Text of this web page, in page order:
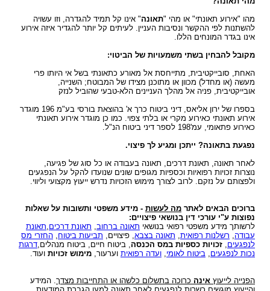
חוק הפיצויים לנפגעי תאונות דרכים
עורך דין תאונת דרכים, עברת תאונה? נשאר לבחור
תכופים)
חוק נפגעי תאונות דרכים (סיוע לבני משפחה)
ייעוץ - עורכי דין
שאלות ותשובות - נזקי גוף
תביעת פיצויים - דוגמאות
פורום אורטופדיה וכירורגיה
עו"ד?
רשלנות רפואית- העברת נטל הראיה אל הנתבעים
רשלנות רפואית - ניתוחים
רשלנות רפואית - אבחון לקוי
רשלנות רפואית בלידה - הריון
תביעת רשלנות רפואית - הריון, לידה
שיתוק מוחין, פיגור שכלי, תביעת רשלנות רפואית
רשלנות רפואית- ניתוח פלסטי קוסמטי
זכויות החולה- על הזכויות שלנו בתחום הבריאות
ס` 35-36 לחוק הנזיקין
חוק זכויות החולה
הקשר בין מחלת הסוכרת לשרות הצבאי
קצין תגמולים - בקשה לעיון נוסף
קצין תגמולים דחה את תביעתך?
נכי צה"ל וחוק הנכים, לאן?
קביעת אחוזי נכות לנפגעי משרד הביטחון - תקנות
נפגעי פעולות איבה - טרור
הלם קרב
קצין תגמולים- מידע משפטי ומדריך להגשת תביעה
מאגר חוקים| דיני צבא
נכי צה"ל - דוגמאות לתביעות נכות
עורכי דין מייעצים- משרד הביטחון, צבא
בחירת זכויות לפי חוק הביטוח הלאומי או לפי חוק
הנכים?
תביעות תלמידים - תאונות ילדים
תאונות אופניים
תאונות אופנוע - רכב דו גלגלי
תביעת ביטוח בגין נכות מתאונה ומחלוקת בנוגע
לפרשנות חישוב הפיצוי
פגיעות ברחוב - תאונה בשטח ציבורי
חיה מועדת - נשיכת כלב
רשלנות מקצועית
זכויות נפגעי עבירה| קורבנות משפט פלילי ועבירות
חוק פיצוי לנפגעי פוליו, התשס"ז-2007
דואר אלקטרוני, חוק הספאם ודואר זבל, עד מתי?
צליפת שוט, פגיעות ראש, זעזוע מוח, פגיעה נפשית
דירוג עורכי דין - פרסום עורכי דין בחינם באינטרנט !
מהו "אירוע תאונתי" או מהי "תאונה" אינו קל תמיד להגדרה, וזו עשויה
להשתנות לפי ההקשר ונסיבות העניין. לעיתים קל יותר להגדיר איזה אירוע
אינו בגדר המונחים הללו.
מקובל להבחין בשתי משמעויות של הביטוי:
האחת, סובייקטיבית, מתייחסת אל מאורע כתאונתי בשל אי היותו פרי
מעשה (או מחדל) מכוון או מתוכנן מצידו של המבוטח; השנייה,
אובייקטיבית, פניה אל מהלך העניינים הלא-טבעי שהוביל לנזק
בספרו של ירון אליאס, דיני ביטוח כרך א' בהוצאת בורסי בע"מ 196 מוגדר
אירוע תאונתי כאירוע מקרי או בלתי צפוי. כמו כן מוגדר אירוע תאונתי
כאירוע פתאומי, עמ'198 לספר דיני ביטוח הנ"ל.
נפגעת בתאונה? ייתכן ומגיע לך פיצוי.
לאחר תאונה, תאונת דרכים, תאונה בעבודה או כל סוג של פגיעה,
נוצרות זכויות רפואיות וכספיות מגופים שונים שנועדו להקל על הנפגעים
ולפצותם על נזקם. לרוב לצורך מימוש הזכויות נדרש ייעוץ מקצועי וליווי.
ברוכים הבאים לאתר מה לעשות - מידע משפטי ותשובות על שאלות
נפוצות ע"י עורכי דין בנושאי פיצויים:
לרשותך מידע משפטי רפואי בנושאי תאונה ברחוב, תאונת דרכים,תאונת
עבודה, רשלנות רפואית, תאונה בצבא, פיצויים, תביעות ביטוח, החזרי מס
לנפגעים, זכויות כספיות במס הכנסה, ביטוח חיים, ביטוח מנהלים,דרגות
נכות לנפגעים, ביטוח לאומי, ועדה רפואית וערעור, מימוש זכויות ועוד.
הפנייה לייעוץ אינה כרוכה בתשלום כלשהו או התחייבות מצדך. המידע